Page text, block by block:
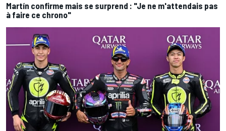
Martín confirme mais se surprend : "Je ne m'attendais pas
à faire ce chrono"